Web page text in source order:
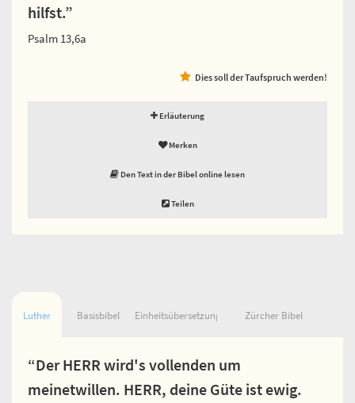
hilfst.”
Psalm 13,6a
Dies soll der Taufspruch werden!
Erläuterung
Merken
Den Text in der Bibel online lesen
Teilen
Luther Basisbibel Einheitsübersetzung Zürcher Bibel
“Der HERR wird's vollenden um
meinetwillen. HERR, deine Güte ist ewig.